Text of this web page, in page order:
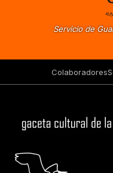
Servicio de
Colaboradores